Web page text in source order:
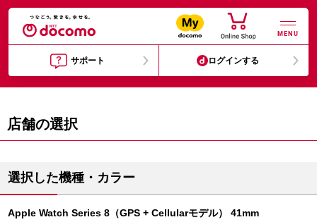
MENU
サポート ログインする
店舗の選択
選択した機種・カラー
Apple Watch Series 8（GPS + Cellularモデル） 41mm